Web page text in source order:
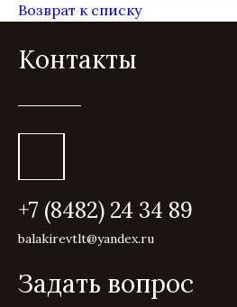
Возврат к списку
Контакты
+7 (8482) 24 34 89
balakirevtlt@yandex.ru
Задать вопрос